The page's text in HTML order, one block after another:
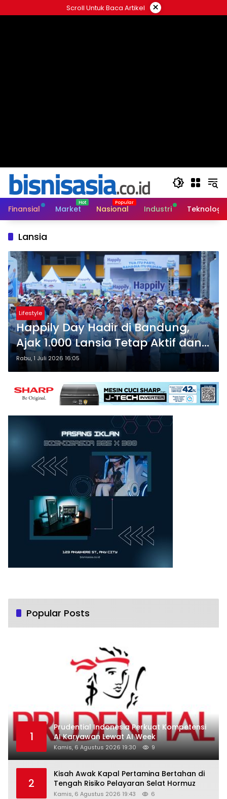
ke
Scroll Untuk Baca Artikel ×
Finansial Market Nasional Industri Teknologi
Lansia
Lifestyle
Happily Day Hadir di Bandung,
Ajak 1.000 Lansia Tetap Aktif dan
Percaya Diri di Masa Golden Age
Rabu, 1 Juli 2026 16:05
Popular Posts
1
Prudential Indonesia Perkuat Kompetensi
AI Karyawan Lewat AI Week
Kamis, 6 Agustus 2026 19:30 9
2
Kisah Awak Kapal Pertamina Bertahan di
Tengah Risiko Pelayaran Selat Hormuz
Kamis, 6 Agustus 2026 19:43 6